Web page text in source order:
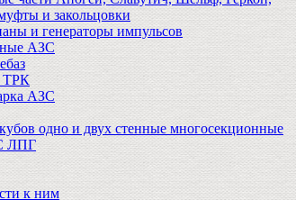
и закольцовки
и генераторы импульсов
АЗС
ТРК
АЗС
одно и двух стенные многосекционные
ЛПГ
к ним